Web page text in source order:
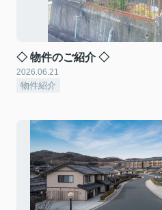
◇ 物件のご紹介 ◇
2026.06.21
物件紹介